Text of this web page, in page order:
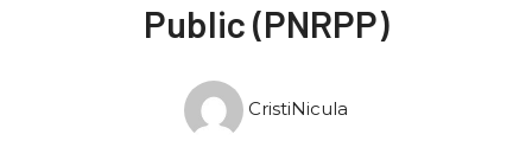
Public (PNRPP)
CristiNicula